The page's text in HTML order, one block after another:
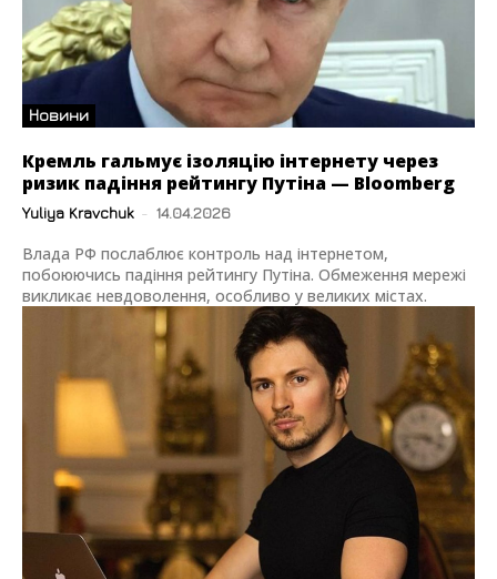
Новини
Кремль гальмує ізоляцію інтернету через
ризик падіння рейтингу Путіна — Bloomberg
Yuliya Kravchuk - 14.04.2026
Влада РФ послаблює контроль над інтернетом,
побоюючись падіння рейтингу Путіна. Обмеження мережі
викликає невдоволення, особливо у великих містах.